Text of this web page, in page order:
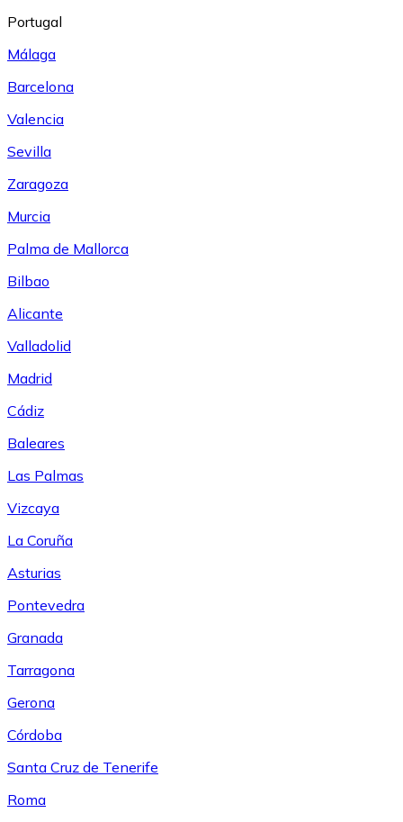
Portugal
Málaga
Barcelona
Valencia
Sevilla
Zaragoza
Murcia
Palma de Mallorca
Bilbao
Alicante
Valladolid
Madrid
Cádiz
Baleares
Las Palmas
Vizcaya
La Coruña
Asturias
Pontevedra
Granada
Tarragona
Gerona
Córdoba
Santa Cruz de Tenerife
Roma